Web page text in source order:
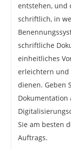
entstehen, und
schriftlich, in
schriftliche
einheitliches
erleichtern und
dienen. Geben
Dokumentation
Sie am besten
Auftrags.